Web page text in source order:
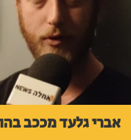
גלעד מככב